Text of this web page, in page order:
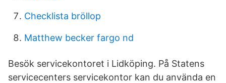
Checklista bröllop
Matthew becker fargo nd
Besök servicekontoret i Lidköping. På Statens
servicecenters servicekontor kan du använda en